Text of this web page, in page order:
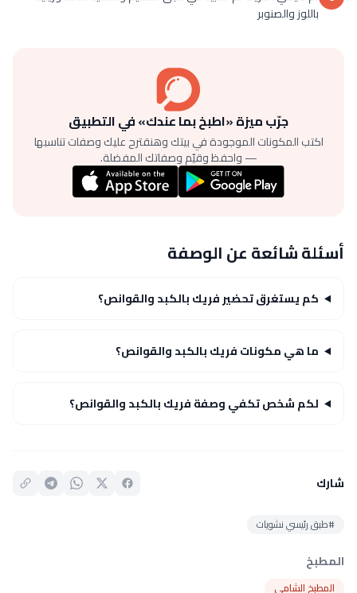
باللوز والصنوبر
جرّب ميزة «اطبخ بما عندك» في التطبيق
اكتب المكونات الموجودة في بيتك وهنقترح عليك وصفات تناسبها
— واحفظ وقيّم وصفاتك المفضلة.
أسئلة شائعة عن الوصفة
كم يستغرق تحضير فريك بالكبد والقوانص؟
ما هي مكونات فريك بالكبد والقوانص؟
لكم شخص تكفي وصفة فريك بالكبد والقوانص؟
شارك
#طبق رئيسي نشويات
المطبخ
المطبخ الشامي